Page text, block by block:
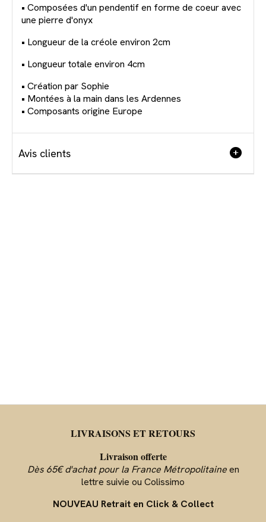
• Composées d'un pendentif en forme de coeur avec
une pierre d'onyx
• Longueur de la créole environ 2cm
• Longueur totale environ 4cm
• Création par Sophie
• Montées à la main dans les Ardennes
• Composants origine Europe
Avis clients
LIVRAISONS ET RETOURS
Livraison offerte
Dès 65€ d'achat pour la France Métropolitaineen
lettre suivie ou Colissimo
NOUVEAU Retrait en Click & Collect